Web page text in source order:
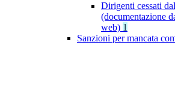
Dirigenti cessati
(documentazione
web) 1
Sanzioni per mancata